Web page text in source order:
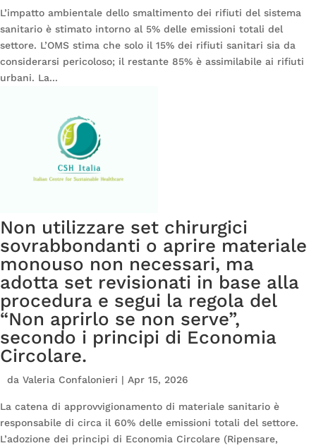
L’impatto ambientale dello smaltimento dei rifiuti del sistema
sanitario è stimato intorno al 5% delle emissioni totali del
settore. L’OMS stima che solo il 15% dei rifiuti sanitari sia da
considerarsi pericoloso; il restante 85% è assimilabile ai rifiuti
urbani. La...
Non utilizzare set chirurgici
sovrabbondanti o aprire materiale
monouso non necessari, ma
adotta set revisionati in base alla
procedura e segui la regola del
“Non aprirlo se non serve”,
secondo i principi di Economia
Circolare.
da Valeria Confalonieri | Apr 15, 2026
La catena di approvvigionamento di materiale sanitario è
responsabile di circa il 60% delle emissioni totali del settore.
L’adozione dei principi di Economia Circolare (Ripensare,